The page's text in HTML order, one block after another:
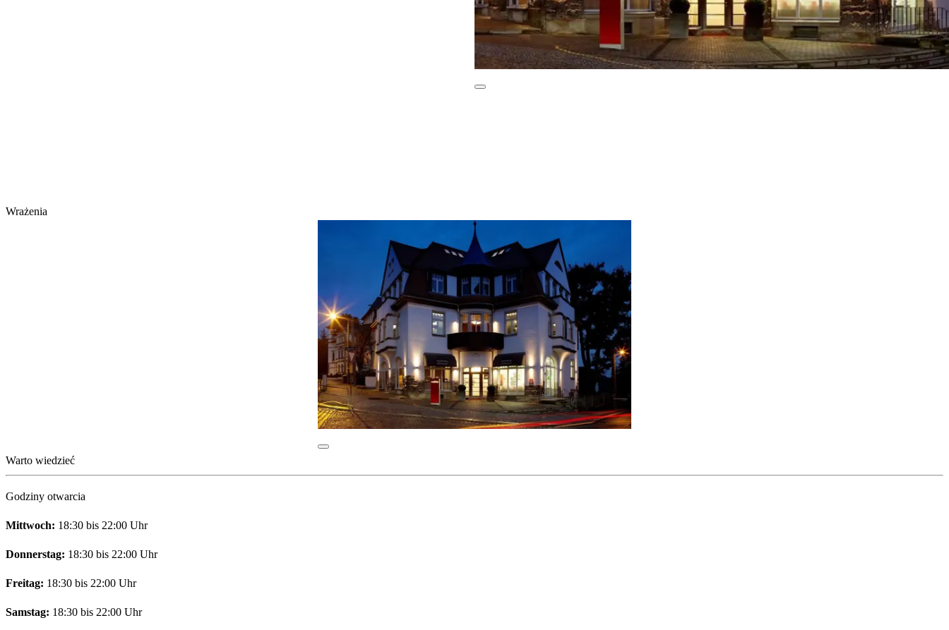
Wrażenia
Warto wiedzieć
Godziny otwarcia
Mittwoch: 18:30 bis 22:00 Uhr
Donnerstag: 18:30 bis 22:00 Uhr
Freitag: 18:30 bis 22:00 Uhr
Samstag: 18:30 bis 22:00 Uhr